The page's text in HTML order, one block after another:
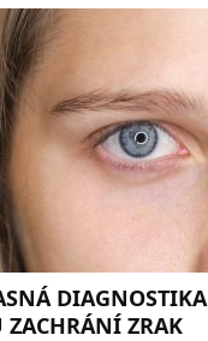
DIAGNOSTIKA
ZACHRÁNÍ ZRAK